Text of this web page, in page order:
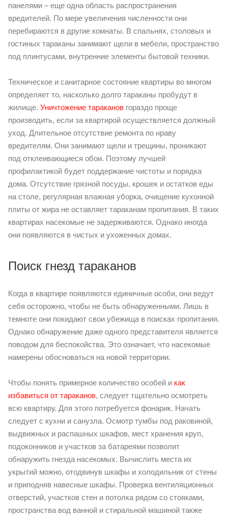
панелями – еще одна область распространения
вредителей. По мере увеличения численности они
перебираются в другие комнаты. В спальнях, столовых и
гостиных тараканы занимают щели в мебели, пространство
под плинтусами, внутренние элементы бытовой техники.
Техническое и санитарное состояние квартиры во многом
определяет то, насколько долго тараканы пробудут в
жилище. Уничтожение тараканов гораздо проще
производить, если за квартирой осуществляется должный
уход. Длительное отсутствие ремонта по нраву
вредителям. Они занимают щели и трещины, проникают
под отклеивающиеся обои. Поэтому лучшей
профилактикой будет поддержание чистоты и порядка
дома. Отсутствие грязной посуды, крошек и остатков еды
на столе, регулярная влажная уборка, очищение кухонной
плиты от жира не оставляет тараканам пропитания. В таких
квартирах насекомые не задерживаются. Однако иногда
они появляются в чистых и ухоженных домах.
Поиск гнезд тараканов
Когда в квартире появляются единичные особи, они ведут
себя осторожно, чтобы не быть обнаруженными. Лишь в
темноте они покидают свои убежища в поисках пропитания.
Однако обнаружение даже одного представителя является
поводом для беспокойства. Это означает, что насекомые
намерены обосноваться на новой территории.
Чтобы понять примерное количество особей и как
избавиться от тараканов, следует тщательно осмотреть
всю квартиру. Для этого потребуется фонарик. Начать
следует с кухни и санузла. Осмотр тумбы под раковиной,
выдвижных и распашных шкафов, мест хранения круп,
подоконников и участков за батареями позволит
обнаружить гнезда насекомых. Вычислить места их
укрытий можно, отодвинув шкафы и холодильник от стены
и приподняв навесные шкафы. Проверка вентиляционных
отверстий, участков стен и потолка рядом со стояками,
пространства вод ванной и стиральной машиной также